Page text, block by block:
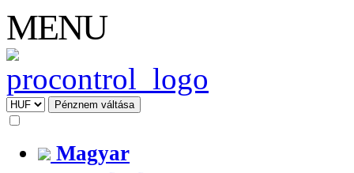
MENU
Magyar